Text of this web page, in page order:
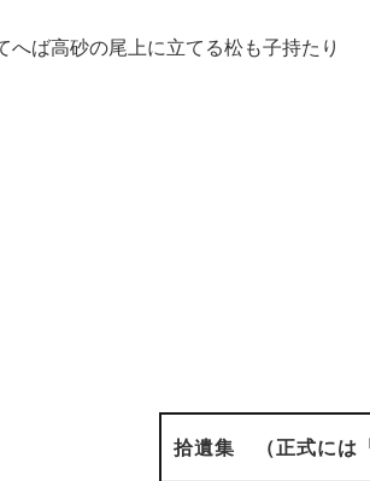
へば高砂の尾上に立てる松も子持たり
拾遺集 （正式には